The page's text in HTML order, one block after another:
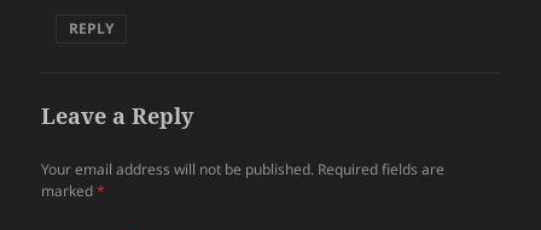
REPLY
Leave a Reply
Your email address will not be published. Required fields are
marked*